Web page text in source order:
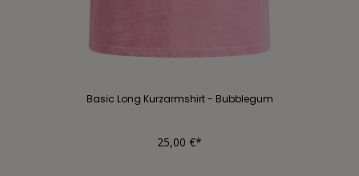
Basic Long Kurzarmshirt - Bubblegum
25,00 €*